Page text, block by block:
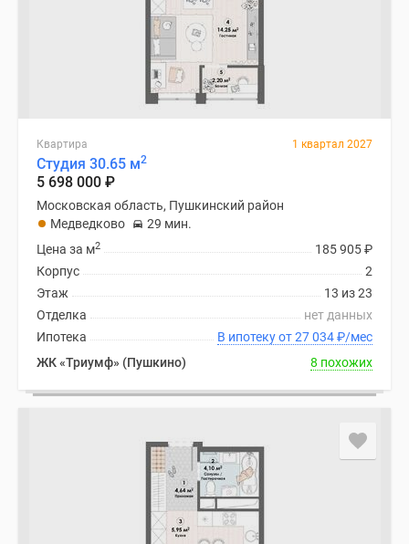
Квартира 1 квартал 2027
Студия 30.65 м2
5 698 000 ₽
Московская область, Пушкинский район
Медведково
29 мин.
185 905₽
Цена за м2
2
Корпус
13 из 23
Этаж
нет данных
Отделка
В ипотеку от 27 034₽/мес
Ипотека
ЖК «Триумф» (Пушкино)
8 похожих